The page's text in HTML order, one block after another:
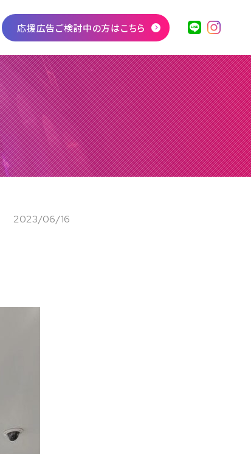
応援広告ご検討中の方はこちら
2023/06/16